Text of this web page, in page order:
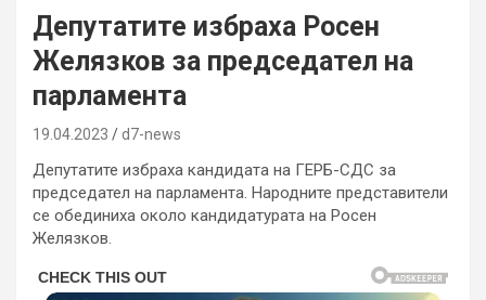
Депутатите избраха Росен
Желязков за председател на
парламента
19.04.2023 d7-news
Депутатите избраха кандидата на ГЕРБ-СДС за
председател на парламента. Народните представители
се обединиха около кандидатурата на Росен
Желязков.